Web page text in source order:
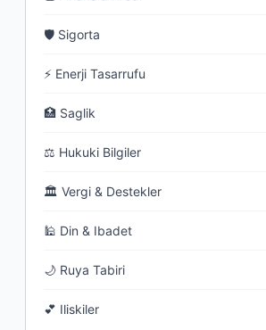
🛡 Sigorta
⚡ Enerji Tasarrufu
🏥 Saglik
⚖ Hukuki Bilgiler
🏛 Vergi & Destekler
🕌 Din & Ibadet
🌙 Ruya Tabiri
💕 Iliskiler